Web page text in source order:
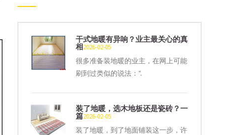
干式地暖有异响？业主最关心的真
相2026-02-05
很多准备装地暖的业主，在网上可能
刷到过类似的说法：“.
装了地暖，选木地板还是瓷砖？一
篇2026-02-05
装了地暖，到了地面铺装这一步，许